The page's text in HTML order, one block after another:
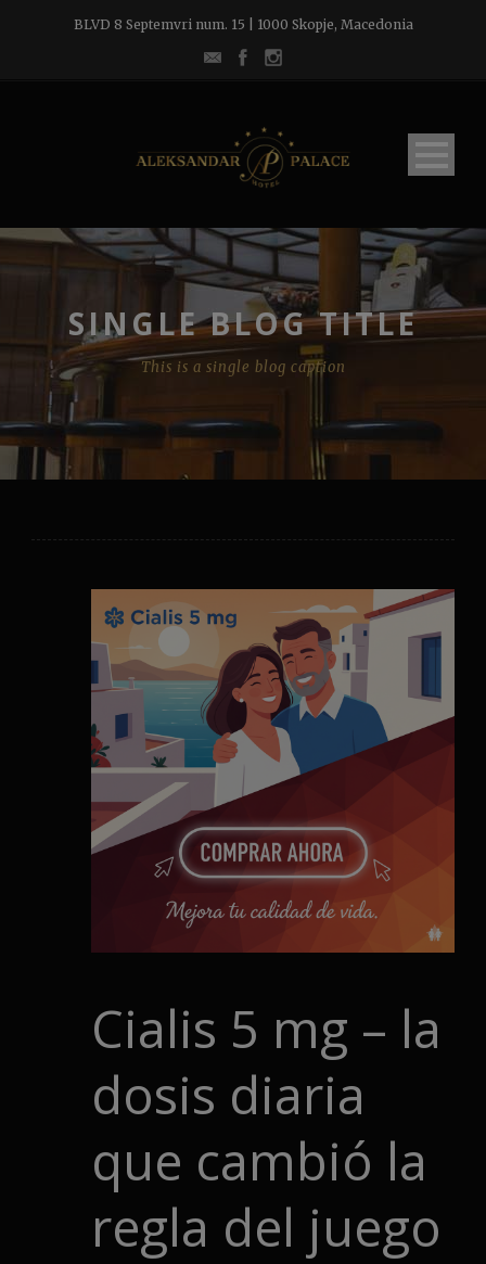
BLVD 8 Septemvri num. 15 | 1000 Skopje, Macedonia
SINGLE BLOG TITLE
This is a single blog caption
Cialis 5 mg – la
dosis diaria
que cambió la
regla del juego